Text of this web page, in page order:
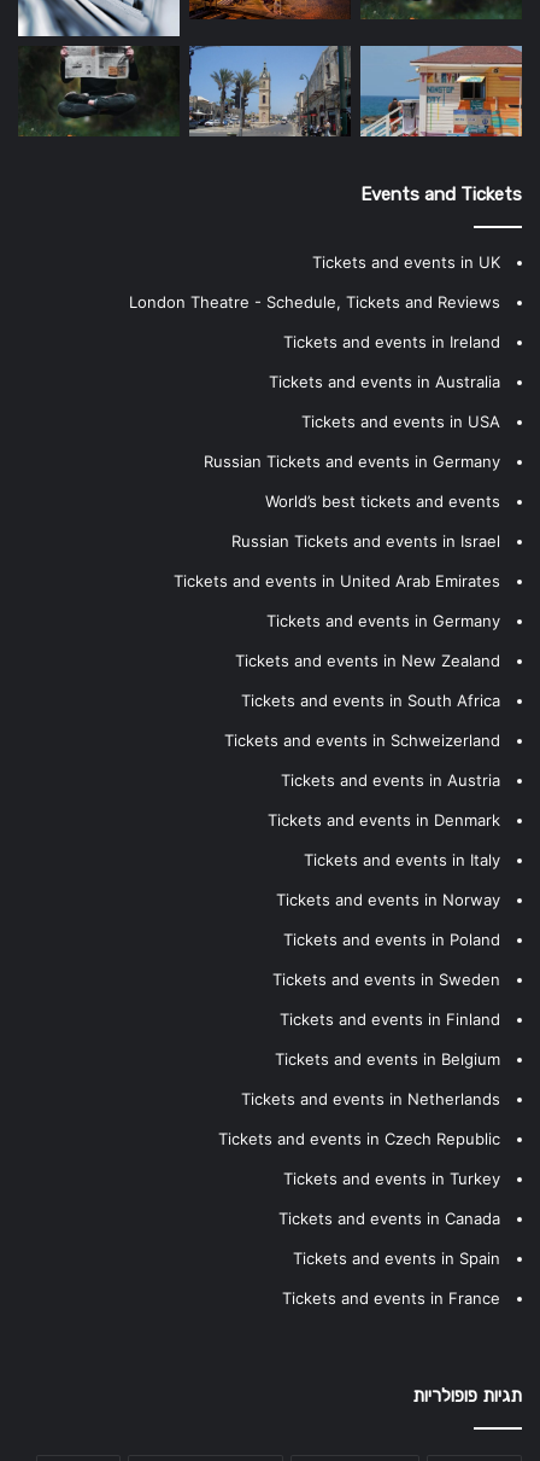
Events and Tickets
Tickets and events in UK
London Theatre - Schedule, Tickets and Reviews
Tickets and events in Ireland
Tickets and events in Australia
Tickets and events in USA
Russian Tickets and events in Germany
World’s best tickets and events
Russian Tickets and events in Israel
Tickets and events in United Arab Emirates
Tickets and events in Germany
Tickets and events in New Zealand
Tickets and events in South Africa
Tickets and events in Schweizerland
Tickets and events in Austria
Tickets and events in Denmark
Tickets and events in Italy
Tickets and events in Norway
Tickets and events in Poland
Tickets and events in Sweden
Tickets and events in Finland
Tickets and events in Belgium
Tickets and events in Netherlands
Tickets and events in Czech Republic
Tickets and events in Turkey
Tickets and events in Canada
Tickets and events in Spain
Tickets and events in France
תגיות פופולריות